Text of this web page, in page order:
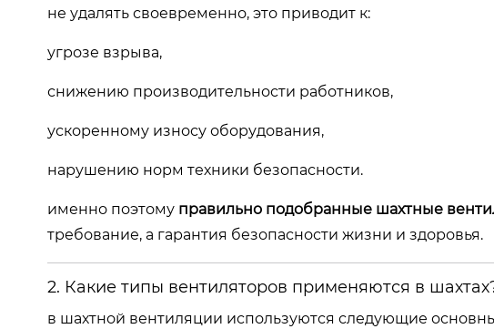
не удалять своевременно, это приводит к:
угрозе взрыва,
снижению производительности работников,
ускоренному износу оборудования,
нарушению норм техники безопасности.
именно поэтому правильно подобранные шахтные
требование, а гарантия безопасности жизни и здоровья.
2. Какие типы вентиляторов применяются в
в шахтной вентиляции используются следующие